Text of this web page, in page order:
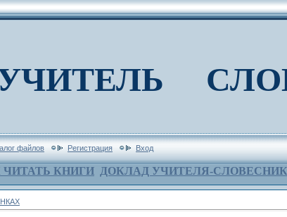
файлов Регистрация Вход
ЧИТАТЬ КНИГИ ДОКЛАД УЧИТЕЛЯ-